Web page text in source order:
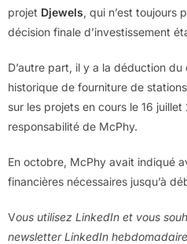
projet Djewels, qui n’est toujours
décision finale d’investissement
D’autre part, il y a la déduction
historique de fourniture de
sur les projets en cours le 16
responsabilité de McPhy.
En octobre, McPhy avait indiqué
financières nécessaires jusqu’à
Vous utilisez LinkedIn et vous
newsletter LinkedIn